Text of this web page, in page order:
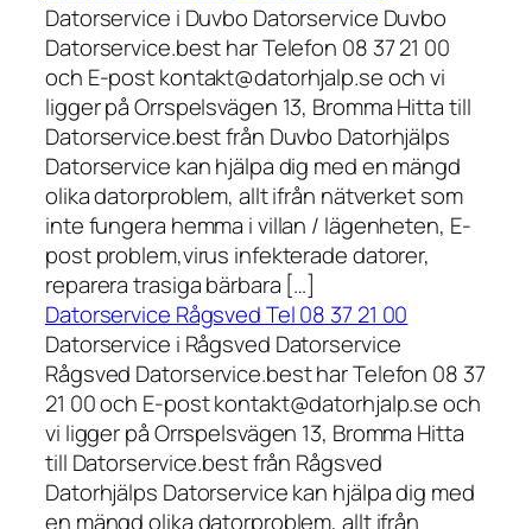
Datorservice i Duvbo Datorservice Duvbo
Datorservice.best har Telefon 08 37 21 00
och E-post kontakt@datorhjalp.se och vi
ligger på Orrspelsvägen 13, Bromma Hitta till
Datorservice.best från Duvbo Datorhjälps
Datorservice kan hjälpa dig med en mängd
olika datorproblem, allt ifrån nätverket som
inte fungera hemma i villan / lägenheten, E-
post problem,virus infekterade datorer,
reparera trasiga bärbara […]
Datorservice Rågsved Tel 08 37 21 00
Datorservice i Rågsved Datorservice
Rågsved Datorservice.best har Telefon 08 37
21 00 och E-post kontakt@datorhjalp.se och
vi ligger på Orrspelsvägen 13, Bromma Hitta
till Datorservice.best från Rågsved
Datorhjälps Datorservice kan hjälpa dig med
en mängd olika datorproblem, allt ifrån